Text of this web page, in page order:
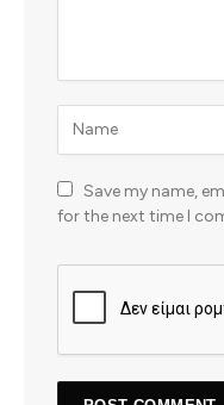
Save my name,
for the next time I